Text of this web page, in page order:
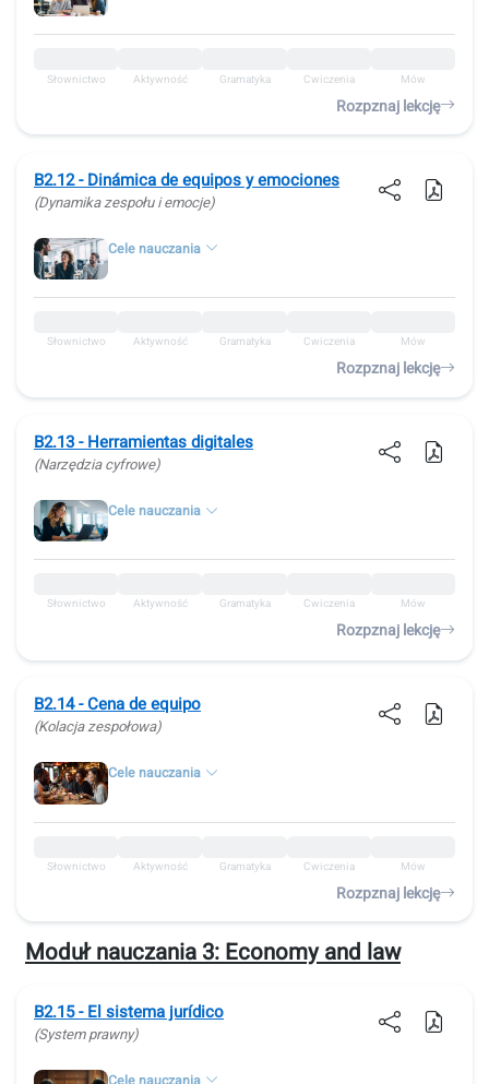
Słownictwo Aktywność Gramatyka Ćwiczenia Mów
Rozpznaj lekcję
B2.12 - Dinámica de equipos y emociones
(Dynamika zespołu i emocje)
Cele nauczania
Słownictwo Aktywność Gramatyka Ćwiczenia Mów
Rozpznaj lekcję
B2.13 - Herramientas digitales
(Narzędzia cyfrowe)
Cele nauczania
Słownictwo Aktywność Gramatyka Ćwiczenia Mów
Rozpznaj lekcję
B2.14 - Cena de equipo
(Kolacja zespołowa)
Cele nauczania
Słownictwo Aktywność Gramatyka Ćwiczenia Mów
Rozpznaj lekcję
Moduł nauczania 3: Economy and law
B2.15 - El sistema jurídico
(System prawny)